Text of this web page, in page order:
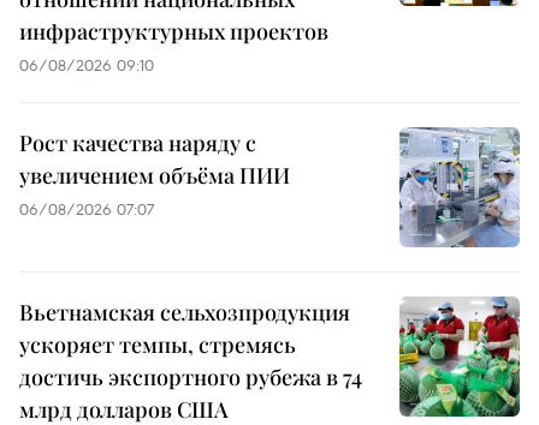
инфраструктурных проектов
06/08/2026 09:10
Рост качества наряду с
увеличением объёма ПИИ
06/08/2026 07:07
Вьетнамская сельхозпродукция
ускоряет темпы, стремясь
достичь экспортного рубежа в 74
млрд долларов США